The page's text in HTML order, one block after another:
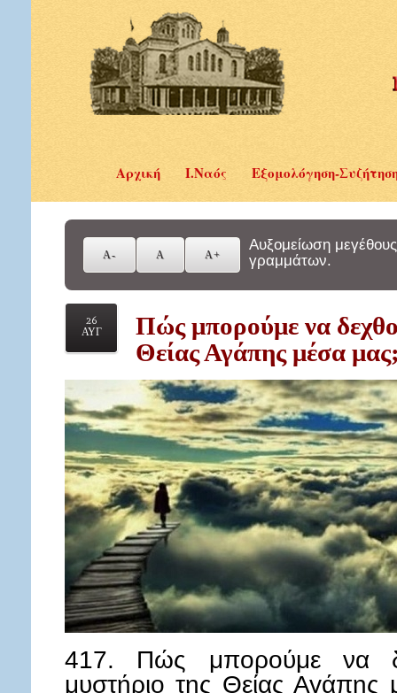
Αρχική Ι.Ναός Εξομολόγηση-
Αυξομείωση μεγέθους
γραμμάτων.
26
ΑΥΓ
Πώς μπορούμε να
Θείας Αγάπης μέσα
417. Πώς μπορούμε να
μυστήριο της Θείας